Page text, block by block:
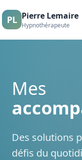
PL Pierre Lemaire
Hypnothérapeute
Mes
Des solutions
défis du